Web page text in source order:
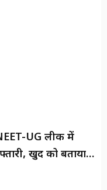
UG लीक में
खुद को बताया